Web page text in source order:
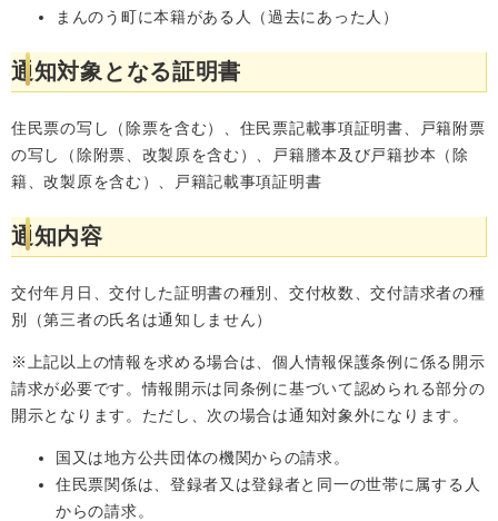
まんのう町に本籍がある人（過去にあった人）
通知対象となる証明書
住民票の写し（除票を含む）、住民票記載事項証明書、戸籍附票
の写し（除附票、改製原を含む）、戸籍謄本及び戸籍抄本（除
籍、改製原を含む）、戸籍記載事項証明書
通知内容
交付年月日、交付した証明書の種別、交付枚数、交付請求者の種
別（第三者の氏名は通知しません）
※上記以上の情報を求める場合は、個人情報保護条例に係る開示
請求が必要です。情報開示は同条例に基づいて認められる部分の
開示となります。ただし、次の場合は通知対象外になります。
国又は地方公共団体の機関からの請求。
住民票関係は、登録者又は登録者と同一の世帯に属する人
からの請求。